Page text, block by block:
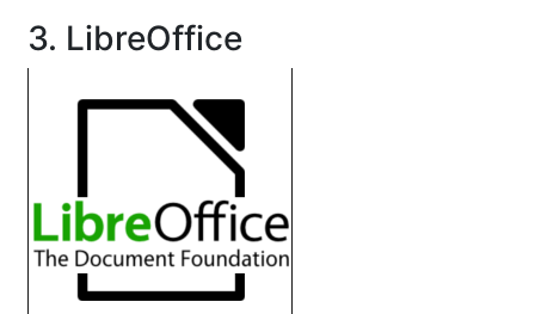
3. LibreOffice